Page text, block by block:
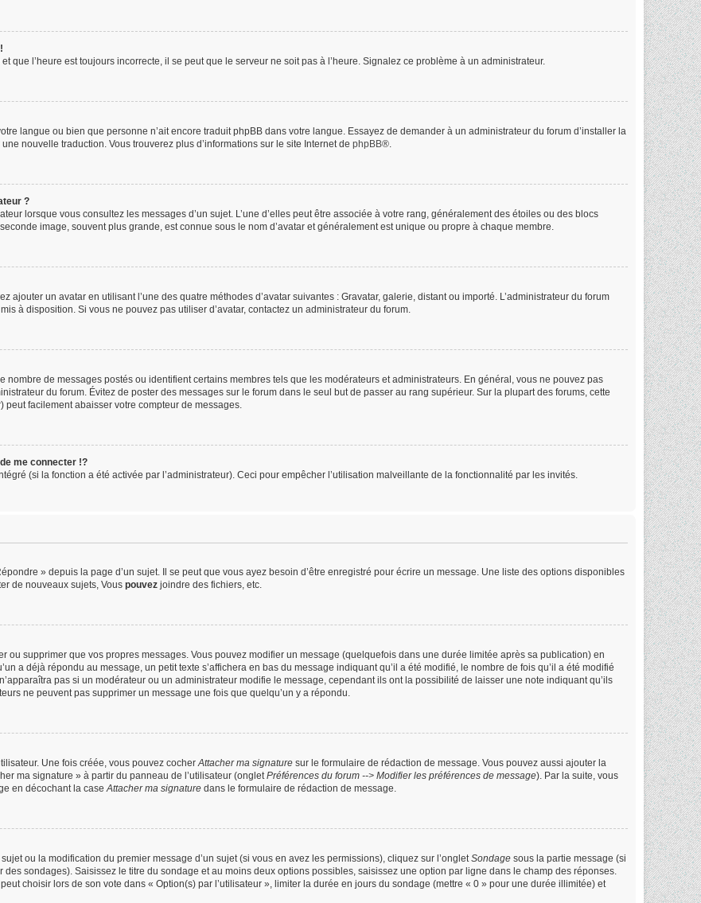
que l’heure est toujours incorrecte, il se peut que le serveur ne soit pas à l’heure. Signalez ce problème à un administrateur.
langue ou bien que personne n’ait encore traduit phpBB dans votre langue. Essayez de demander à un administrateur du forum d’installer la
nouvelle traduction. Vous trouverez plus d’informations sur le site Internet de phpBB®.
?
lorsque vous consultez les messages d’un sujet. L’une d’elles peut être associée à votre rang, généralement des étoiles ou des blocs
image, souvent plus grande, est connue sous le nom d’avatar et généralement est unique ou propre à chaque membre.
ajouter un avatar en utilisant l’une des quatre méthodes d’avatar suivantes : Gravatar, galerie, distant ou importé. L’administrateur du forum
à disposition. Si vous ne pouvez pas utiliser d’avatar, contactez un administrateur du forum.
nombre de messages postés ou identifient certains membres tels que les modérateurs et administrateurs. En général, vous ne pouvez pas
du forum. Évitez de poster des messages sur le forum dans le seul but de passer au rang supérieur. Sur la plupart des forums, cette
facilement abaisser votre compteur de messages.
me connecter !?
(si la fonction a été activée par l’administrateur). Ceci pour empêcher l’utilisation malveillante de la fonctionnalité par les invités.
» depuis la page d’un sujet. Il se peut que vous ayez besoin d’être enregistré pour écrire un message. Une liste des options disponibles
de nouveaux sujets, Vous pouvez joindre des fichiers, etc.
ou supprimer que vos propres messages. Vous pouvez modifier un message (quelquefois dans une durée limitée après sa publication) en
a déjà répondu au message, un petit texte s’affichera en bas du message indiquant qu’il a été modifié, le nombre de fois qu’il a été modifié
pas si un modérateur ou un administrateur modifie le message, cependant ils ont la possibilité de laisser une note indiquant qu’ils
ne peuvent pas supprimer un message une fois que quelqu’un y a répondu.
Une fois créée, vous pouvez cocherAttacher ma signature sur le formulaire de rédaction de message. Vous pouvez aussi ajouter la
ma signature » à partir du panneau de l’utilisateur (ongletPréférences du forum --> Modifier les préférences de message). Par la suite, vous
en décochant la caseAttacher ma signature dans le formulaire de rédaction de message.
ou la modification du premier message d’un sujet (si vous en avez les permissions), cliquez sur l’ongletSondage sous la partie message (si
sondages). Saisissez le titre du sondage et au moins deux options possibles, saisissez une option par ligne dans le champ des réponses.
choisir lors de son vote dans « Option(s) par l’utilisateur », limiter la durée en jours du sondage (mettre « 0 » pour une durée illimitée) et